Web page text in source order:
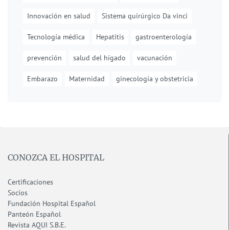
Innovación en salud Sistema quirúrgico Da vinci
Tecnología médica Hepatitis gastroenterología
prevención salud del hígado vacunación
Embarazo Maternidad ginecología y obstetricia
CONOZCA EL HOSPITAL
Certificaciones
Socios
Fundación Hospital Español
Panteón Español
Revista AQUI S.B.E.